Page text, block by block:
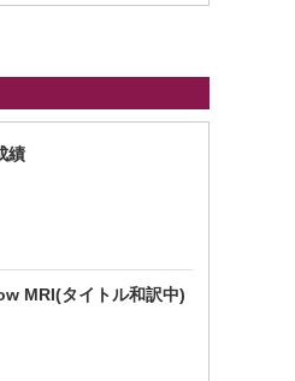
績
MRI(タイトル和訳中)